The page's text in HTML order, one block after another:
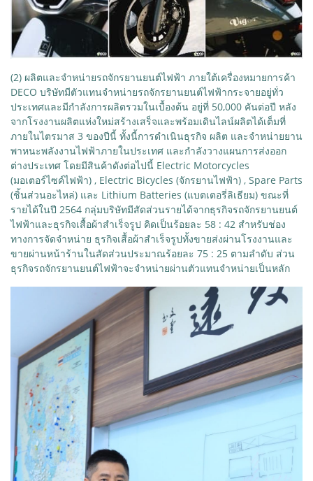
(2) ผลิตและจำหน่ายรถจักรยานยนต์ไฟฟ้า ภายใต้เครื่องหมายการค้า
DECO บริษัทมีตัวแทนจำหน่ายรถจักรยานยนต์ไฟฟ้ากระจายอยู่ทั่ว
ประเทศและมีกำลังการผลิตรวมในเบื้องต้น อยู่ที่ 50,000 คันต่อปี หลัง
จากโรงงานผลิตแห่งใหม่สร้างเสร็จและพร้อมเดินไลน์ผลิตได้เต็มที่
ภายในไตรมาส 3 ของปีนี้ ทั้งนี้การดำเนินธุรกิจ ผลิต และจำหน่ายยาน
พาหนะพลังงานไฟฟ้าภายในประเทศ และกำลังวางแผนการส่งออก
ต่างประเทศ โดยมีสินค้าดังต่อไปนี้ Electric Motorcycles
(มอเตอร์ไซค์ไฟฟ้า) , Electric Bicycles (จักรยานไฟฟ้า) , Spare Parts
(ชิ้นส่วนอะไหล่) และ Lithium Batteries (แบตเตอรี่ลิเธียม) ขณะที่
รายได้ในปี 2564 กลุ่มบริษัทมีสัดส่วนรายได้จากธุรกิจรถจักรยานยนต์
ไฟฟ้าและธุรกิจเสื้อผ้าสำเร็จรูป คิดเป็นร้อยละ 58 : 42 สำหรับช่อง
ทางการจัดจำหน่าย ธุรกิจเสื้อผ้าสำเร็จรูปทั้งขายส่งผ่านโรงงานและ
ขายผ่านหน้าร้านในสัดส่วนประมาณร้อยละ 75 : 25 ตามลำดับ ส่วน
ธุรกิจรถจักรยานยนต์ไฟฟ้าจะจำหน่ายผ่านตัวแทนจำหน่ายเป็นหลัก